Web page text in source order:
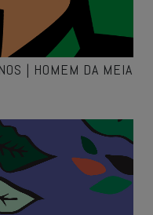
| HOMEM DA MEIA